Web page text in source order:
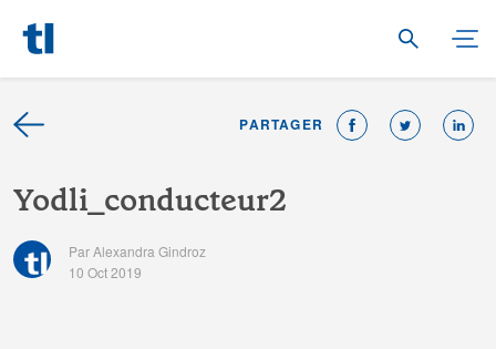
PARTAGER
Yodli conducteur2
Par Alexandra Gindroz
10 Oct 2019